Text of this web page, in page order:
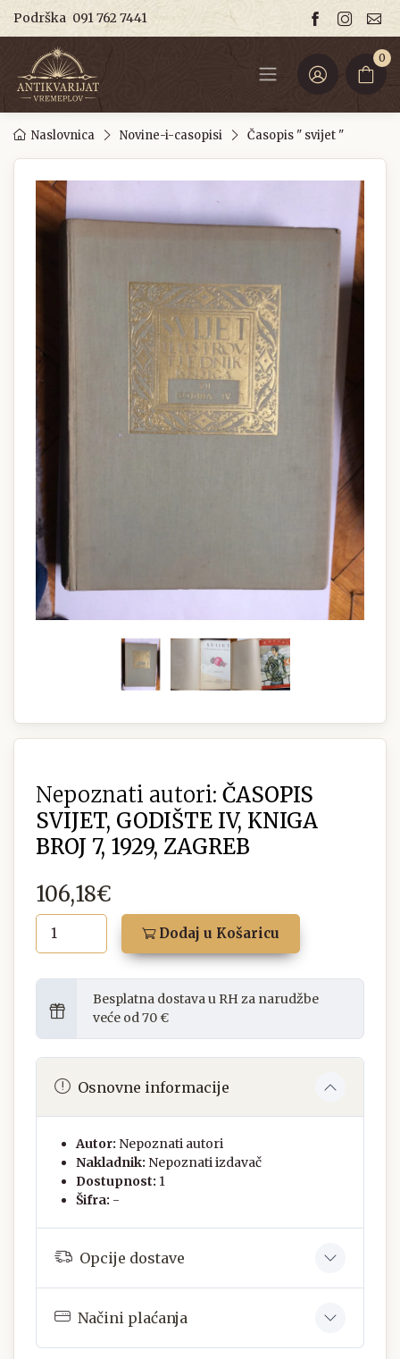
Podrška 091 762 7441
0
Naslovnica Novine-i-casopisi Časopis " svijet "
Nepoznati autori: ČASOPIS
SVIJET, GODIŠTE IV, KNIGA
BROJ 7, 1929, ZAGREB
106,18€
Dodaj u Košaricu
Besplatna dostava u RH za narudžbe
veće od 70 €
Osnovne informacije
Autor: Nepoznati autori
Nakladnik: Nepoznati izdavač
Dostupnost: 1
Šifra: -
Opcije dostave
Načini plaćanja